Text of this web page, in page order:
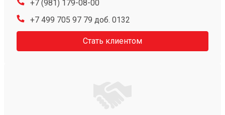
+7 (981) 179-08-00
+7 499 705 97 79 доб. 0132
Стать клиентом